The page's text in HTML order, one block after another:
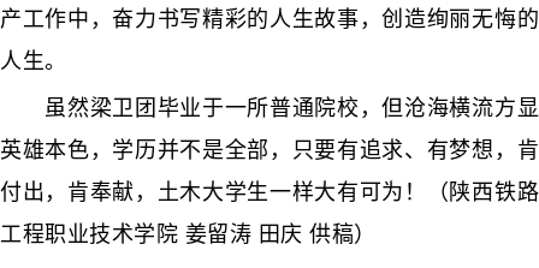
产工作中，奋力书写精彩的人生故事，创造绚丽无悔的
人生。
虽然梁卫团毕业于一所普通院校，但沧海横流方显
英雄本色，学历并不是全部，只要有追求、有梦想，肯
付出，肯奉献，土木大学生一样大有可为！（陕西铁路
工程职业技术学院 姜留涛 田庆 供稿）